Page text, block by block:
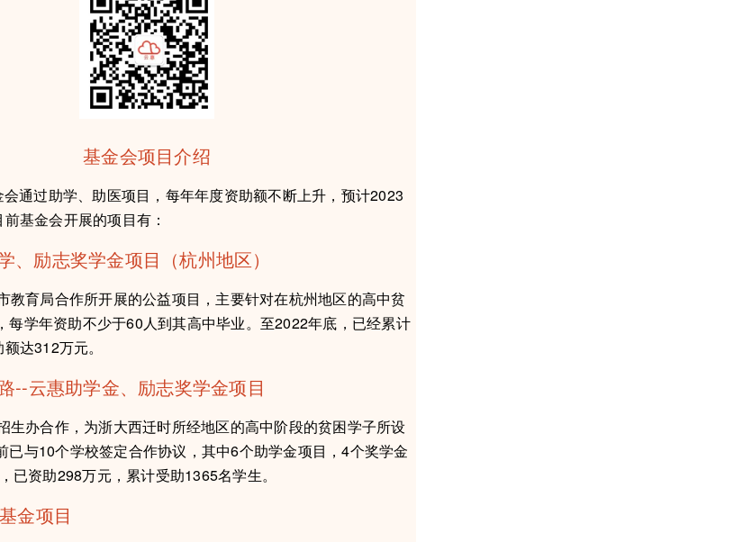
基金会项目介绍
过助学、助医项目，每年年度资助额不断上升，预计2023
基金会开展的项目有：
、励志奖学金项目（杭州地区）
育局合作所开展的公益项目，主要针对在杭州地区的高中贫
每学年资助不少于60人到其高中毕业。至2022年底，已经累计
达312万元。
--云惠助学金、励志奖学金项目
办合作，为浙大西迁时所经地区的高中阶段的贫困学子所设
已与10个学校签定合作协议，其中6个助学金项目，4个奖学金
已资助298万元，累计受助1365名学生。
金项目